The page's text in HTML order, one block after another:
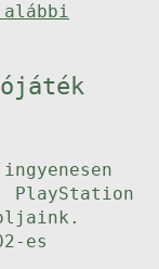
alábbi
PlayStation
es